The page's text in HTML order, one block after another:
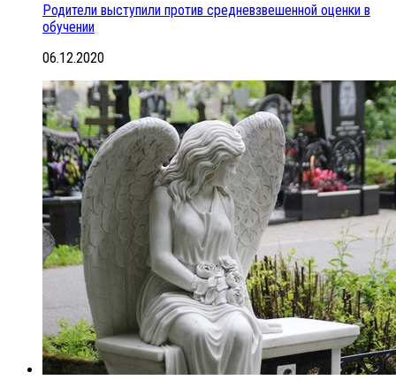
Родители выступили против средневзвешенной оценки в
обучении
06.12.2020